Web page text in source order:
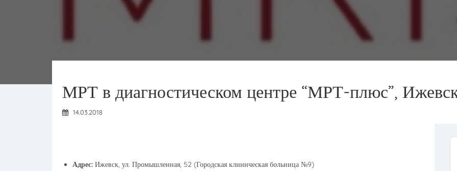
МРТ в диагностическом центре “МРТ-плюс”,
14.03.2018
Адрес: Ижевск, ул. Промышленная, 52 (Городская клиническая больница №9)